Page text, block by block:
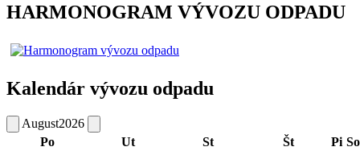
HARMONOGRAM VÝVOZU ODPADU
Kalendár vývozu odpadu
August2026
Po
Ut St Št Pi So